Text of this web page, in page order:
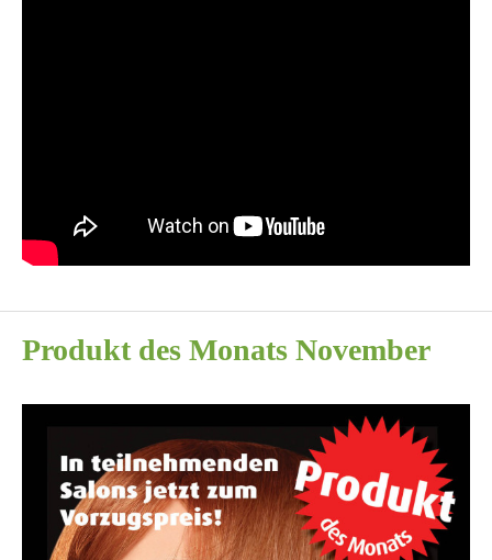
Produkt des Monats November